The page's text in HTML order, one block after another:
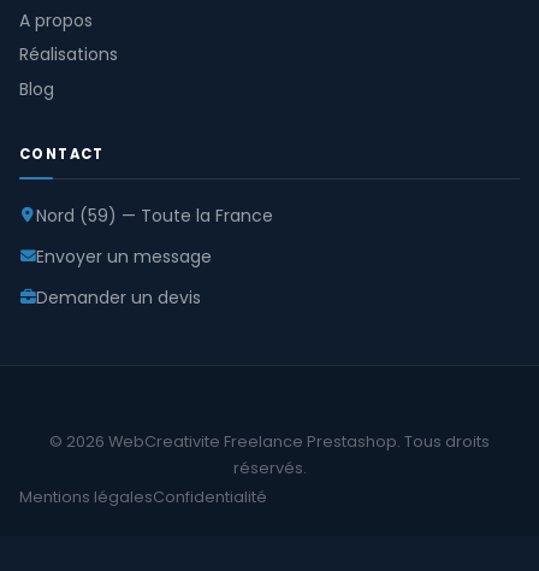
A propos
Réalisations
Blog
CONTACT
Nord (59) — Toute la France
Envoyer un message
Demander un devis
© 2026 WebCreativite Freelance Prestashop. Tous droits
réservés.
Mentions légalesConfidentialité